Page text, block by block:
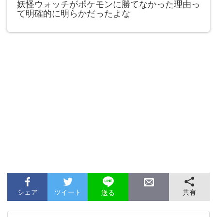
妖怪ウォッチがポケモンに勝てなかった理由っ
て明確的に明らかだったよな
シェア ツイート 送る 共有